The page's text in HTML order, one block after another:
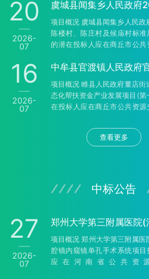
文件，并于2026年08月11日
豫财招标采购-2026-783 2、
术学院新能源车辆动力系统
采购方式：公开招标 4、预
最高限价：54000…
20
2026-
07
项目概况 虞城县闻集乡人民
陈楼村、陈庄村及候庙村标
的潜在投标人应在商丘市公共
间）前递交响应文件。 一、项
人民政府2026年虞城县闻集
村标准厂房建设项目 3、采
预算金额：1,494,577.65元
16
2026-
07
项目概况 睢县人民政府董店
态化帮扶资金产业发展项目(
在投标人应在商丘市公共资源
前递交响应文件。 一、项目
睢县财采磋-2026-68 2、项目
包号 包名称 …
查看更多
中标公告
27
2026-
07
项目概况 郑州大学第三附属医
腔镜内窥镜单孔手术系统项目
应在河南省公共资